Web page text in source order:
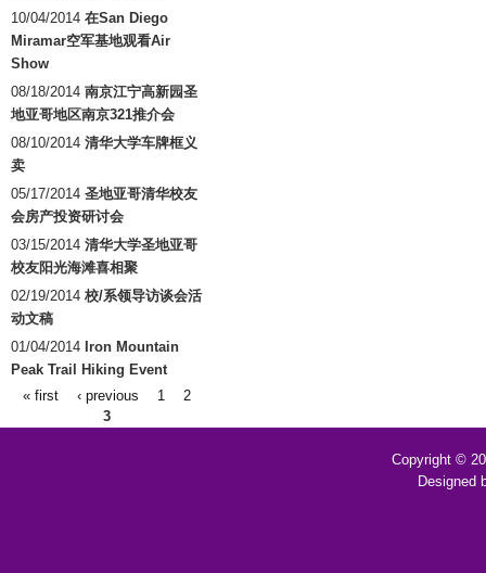
10/04/2014 在San Diego
Miramar空军基地观看Air
Show
08/18/2014 南京江宁高新园圣
地亚哥地区南京321推介会
08/10/2014 清华大学车牌框义
卖
05/17/2014 圣地亚哥清华校友
会房产投资研讨会
03/15/2014 清华大学圣地亚哥
校友阳光海滩喜相聚
02/19/2014 校/系领导访谈会活
动文稿
01/04/2014 Iron Mountain
Peak Trail Hiking Event
Pages
« first ‹ previous 1
2
3
Copyright ©
Designed